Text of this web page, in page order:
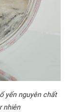
yến nguyên chất
nhiên